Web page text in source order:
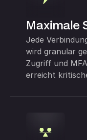
Maximale
Jede
wird granular
Zugriff und
erreicht